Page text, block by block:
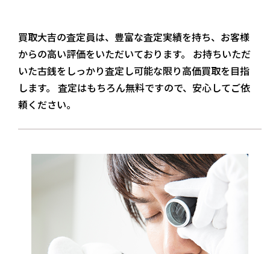
買取大吉の査定員は、豊富な査定実績を持ち、お客様
からの高い評価をいただいております。 お持ちいただ
いた古銭をしっかり査定し可能な限り高価買取を目指
します。 査定はもちろん無料ですので、安心してご依
頼ください。